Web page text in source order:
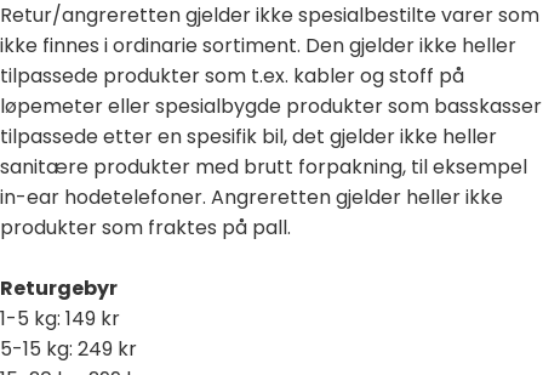
Retur/angreretten gjelder ikke spesialbestilte varer som
ikke finnes i ordinarie sortiment. Den gjelder ikke heller
tilpassede produkter som t.ex. kabler og stoff på
løpemeter eller spesialbygde produkter som basskasser
tilpassede etter en spesifik bil, det gjelder ikke heller
sanitære produkter med brutt forpakning, til eksempel
in-ear hodetelefoner. Angreretten gjelder heller ikke
produkter som fraktes på pall.
Returgebyr
1-5 kg: 149 kr
5-15 kg: 249 kr